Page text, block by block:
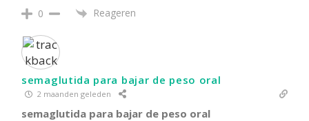
0 Reageren
semaglutida para bajar de peso oral
2 maanden geleden
semaglutida para bajar de peso oral